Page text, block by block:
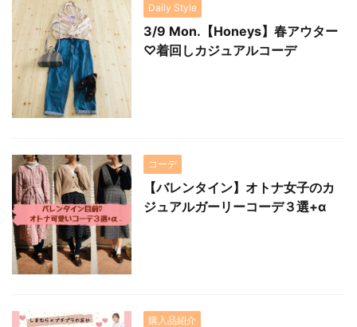
Daily Style
3/9 Mon.【Honeys】春アウター
♡着回しカジュアルコーデ
コーデ
【バレンタイン】オトナ女子のカ
ジュアルガーリーコーデ３選+α
購入品紹介